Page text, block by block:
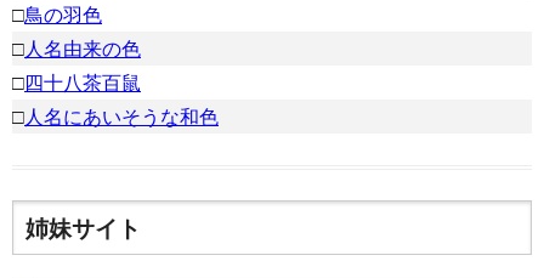
□鳥の羽色
□人名由来の色
□四十八茶百鼠
□人名にあいそうな和色
姉妹サイト